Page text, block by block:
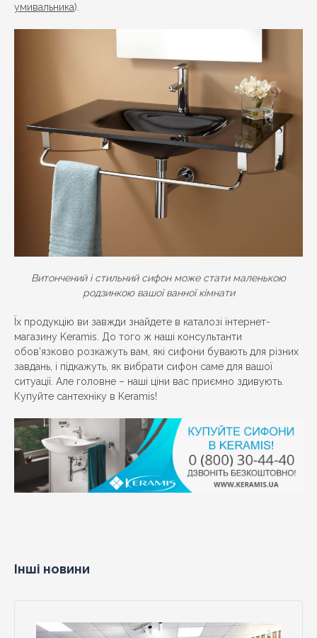
умивальника).
Витончений і стильний сифон може стати маленькою
родзинкою вашої ванної кімнати
Їх продукцію ви завжди знайдете в каталозі інтернет-
магазину Keramis. До того ж наші консультанти
обов'язково розкажуть вам, які сифони бувають для різних
завдань, і підкажуть, як вибрати сифон саме для вашої
ситуації. Але головне – наші ціни вас приємно здивують.
Купуйте сантехніку в Keramis!
Інші новини